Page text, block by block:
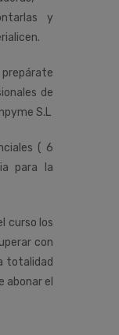
y
de
S.L
( 6
para la
curso los
con
totalidad
abonar el